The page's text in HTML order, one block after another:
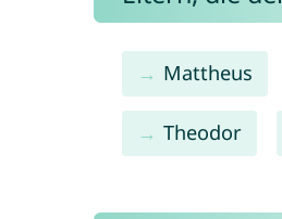
Mattheus
Theodor